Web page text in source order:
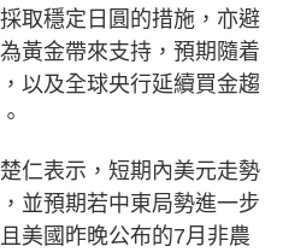
取穩定日圓的措施，亦避
黃金帶來支持，預期隨着
以及全球央行延續買金趨
仁表示，短期內美元走勢
並預期若中東局勢進一步
美國昨晚公布的7月非農